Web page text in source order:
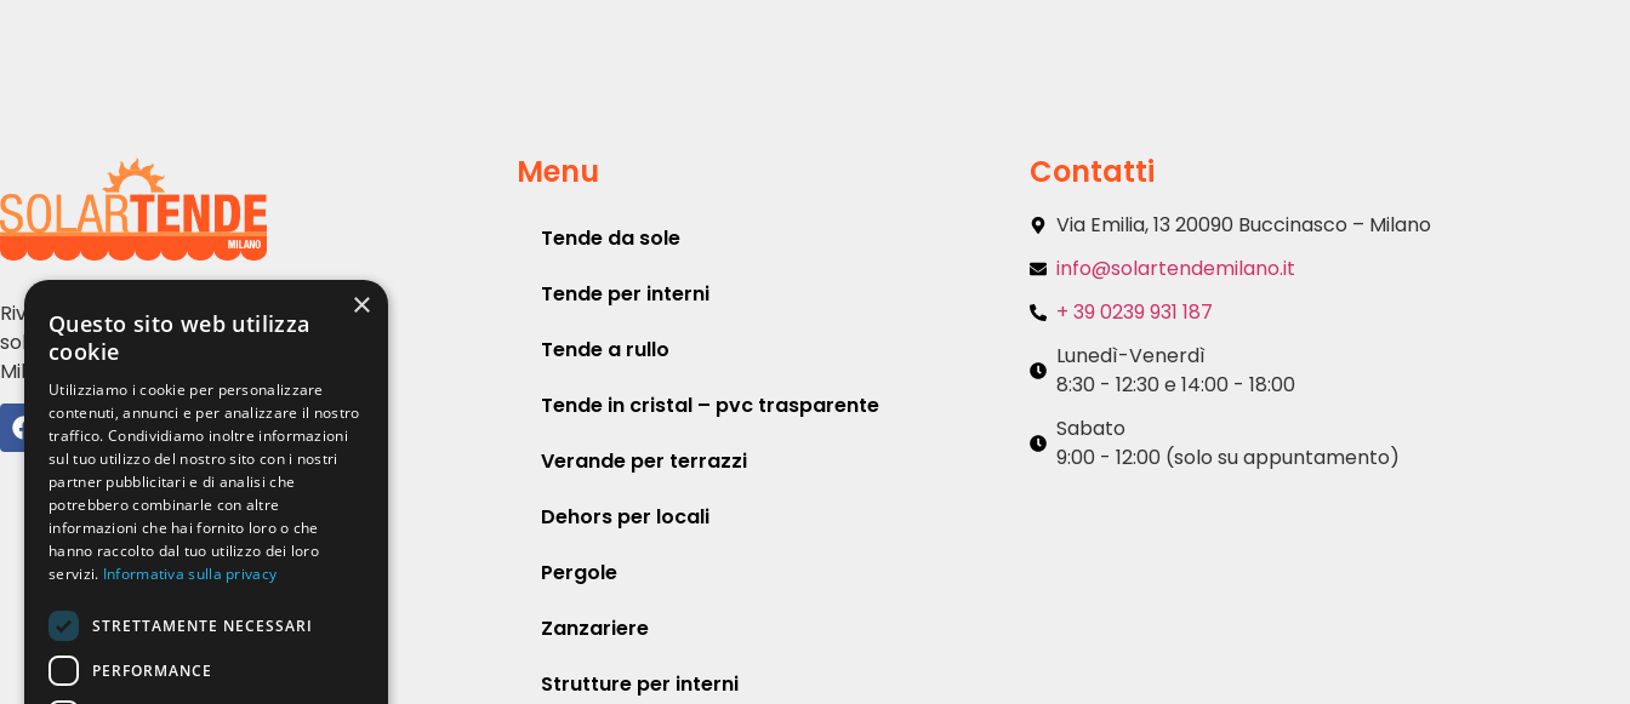
Rivendita e installazione tende da
sole, serramenti e zanzariere a
Milano e provincia
Menu
Tende da sole
Tende per interni
Tende a rullo
Tende in cristal – pvc trasparente
Verande per terrazzi
Dehors per locali
Pergole
Zanzariere
Strutture per interni
Contatti
Via Emilia, 13 20090 Buccinasco – Milano
info@solartendemilano.it
+ 39 0239 931 187
Lunedì-Venerdì
8:30 - 12:30 e 14:00 - 18:00
Sabato
9:00 - 12:00 (solo su appuntamento)
×
Questo sito web utilizza
cookie
Utilizziamo i cookie per personalizzare
contenuti, annunci e per analizzare il nostro
traffico. Condividiamo inoltre informazioni
sul tuo utilizzo del nostro sito con i nostri
partner pubblicitari e di analisi che
potrebbero combinarle con altre
informazioni che hai fornito loro o che
hanno raccolto dal tuo utilizzo dei loro
servizi. Informativa sulla privacy
STRETTAMENTE NECESSARI
PERFORMANCE